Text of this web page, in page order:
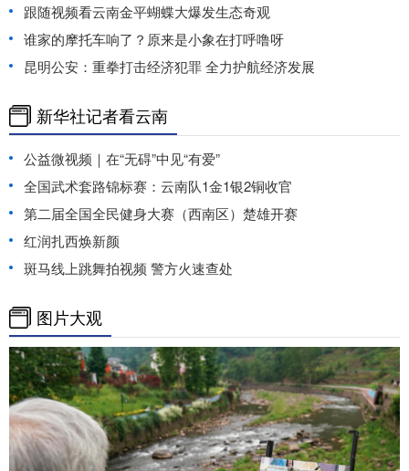
跟随视频看云南金平蝴蝶大爆发生态奇观
谁家的摩托车响了？原来是小象在打呼噜呀
昆明公安：重拳打击经济犯罪 全力护航经济发展
新华社记者看云南
公益微视频｜在“无碍”中见“有爱”
全国武术套路锦标赛：云南队1金1银2铜收官
第二届全国全民健身大赛（西南区）楚雄开赛
红润扎西焕新颜
斑马线上跳舞拍视频 警方火速查处
图片大观